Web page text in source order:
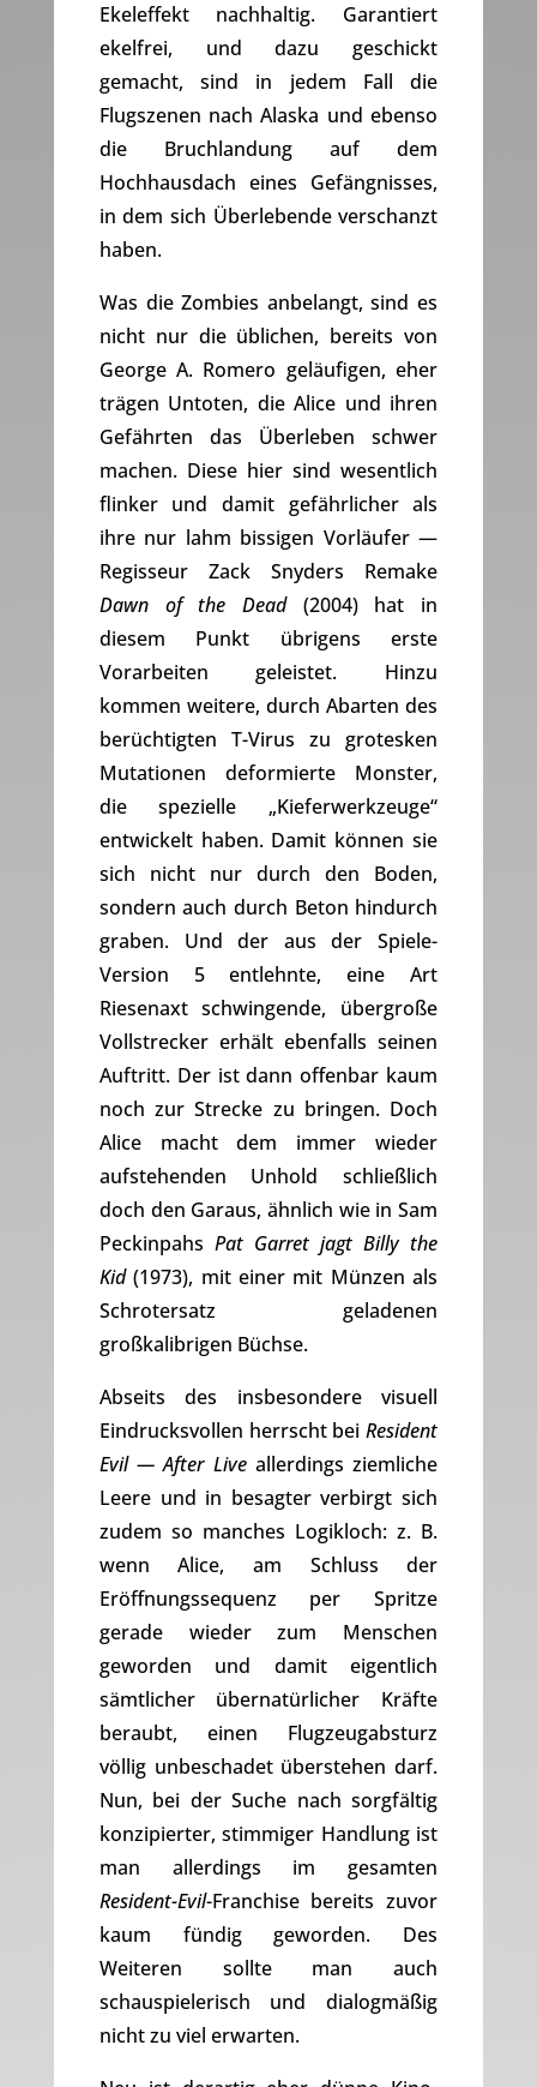
Ekeleffekt nachhaltig. Garantiert
ekelfrei, und dazu geschickt
gemacht, sind in jedem Fall die
Flugszenen nach Alaska und ebenso
die Bruchlandung auf dem
Hochhausdach eines Gefängnisses,
in dem sich Überlebende verschanzt
haben.
Was die Zombies anbelangt, sind es
nicht nur die üblichen, bereits von
George A. Romero geläufigen, eher
trägen Untoten, die Alice und ihren
Gefährten das Überleben schwer
machen. Diese hier sind wesentlich
flinker und damit gefährlicher als
ihre nur lahm bissigen Vorläufer —
Regisseur Zack Snyders Remake
Dawn of the Dead(2004) hat in
diesem Punkt übrigens erste
Vorarbeiten geleistet. Hinzu
kommen weitere, durch Abarten des
berüchtigten T-Virus zu grotesken
Mutationen deformierte Monster,
die spezielle „Kieferwerkzeuge“
entwickelt haben. Damit können sie
sich nicht nur durch den Boden,
sondern auch durch Beton hindurch
graben. Und der aus der Spiele-
Version 5 entlehnte, eine Art
Riesenaxt schwingende, übergroße
Vollstrecker erhält ebenfalls seinen
Auftritt. Der ist dann offenbar kaum
noch zur Strecke zu bringen. Doch
Alice macht dem immer wieder
aufstehenden Unhold schließlich
doch den Garaus, ähnlich wie in Sam
Peckinpahs Pat Garret jagt Billy the
Kid(1973), mit einer mit Münzen als
Schrotersatz geladenen
großkalibrigen Büchse.
Abseits des insbesondere visuell
Eindrucksvollen herrscht beiResident
Evil — After Liveallerdings ziemliche
Leere und in besagter verbirgt sich
zudem so manches Logikloch: z. B.
wenn Alice, am Schluss der
Eröffnungssequenz per Spritze
gerade wieder zum Menschen
geworden und damit eigentlich
sämtlicher übernatürlicher Kräfte
beraubt, einen Flugzeugabsturz
völlig unbeschadet überstehen darf.
Nun, bei der Suche nach sorgfältig
konzipierter, stimmiger Handlung ist
man allerdings im gesamten
Resident-Evil-Franchise bereits zuvor
kaum fündig geworden. Des
Weiteren sollte man auch
schauspielerisch und dialogmäßig
nicht zu viel erwarten.